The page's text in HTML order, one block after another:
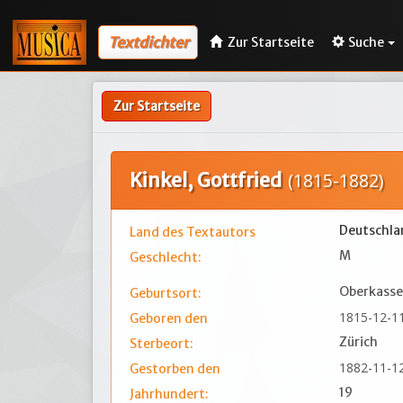
Textdichter Zur Startseite Suche
Zur Startseite
Kinkel, Gottfried (1815-1882)
Land des Textautors
Geschlecht:
M
Geburtsort:
Geboren den
1815-12-11
Sterbeort:
Zürich
Gestorben den
1882-11-
Jahrhundert: 19